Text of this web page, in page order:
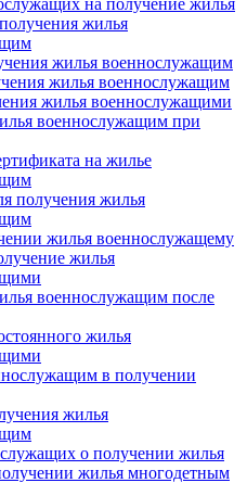
на получение жилья
жилья
жилья военнослужащим
жилья военнослужащим
жилья военнослужащими
военнослужащим при
на жилье
получения жилья
жилья военнослужащему
жилья
военнослужащим после
жилья
в получении
жилья
о получении жилья
жилья многодетным